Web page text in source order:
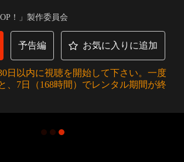
真への情熱を失ってしまった静は、芸能スキ
ラッチに転身。そんな彼に再び転機が訪れ
！」製作委員会
予告編 お気に入りに追加
日以内に視聴を開始して下さい。一度
、7日（168時間）でレンタル期間が終